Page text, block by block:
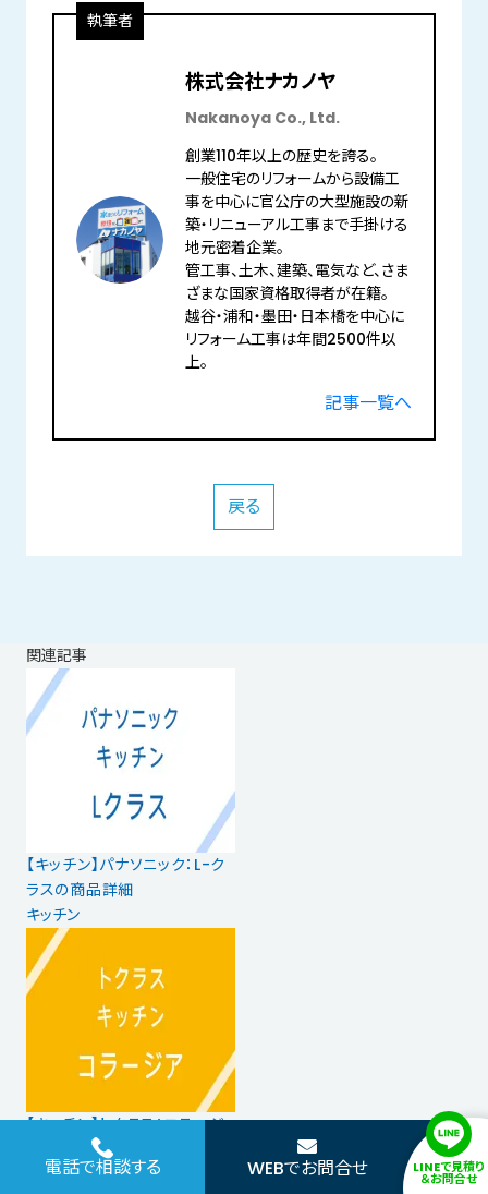
執筆者
株式会社ナカノヤ
Nakanoya Co., Ltd.
創業110年以上の歴史を誇る。
一般住宅のリフォームから設備工
事を中心に官公庁の大型施設の新
築・リニューアル工事まで手掛ける
地元密着企業。
管工事、土木、建築、電気など、さま
ざまな国家資格取得者が在籍。
越谷・浦和・墨田・日本橋を中心に
リフォーム工事は年間2500件以
上。
記事一覧へ
戻る
関連記事
【キッチン】パナソニック：L-ク
ラスの商品詳細
キッチン
【キッチン】トクラス：コラージ
アの商品詳細
キッチン
電話で相談する WEBでお問合せ LINEで見積り
＆お問合せ